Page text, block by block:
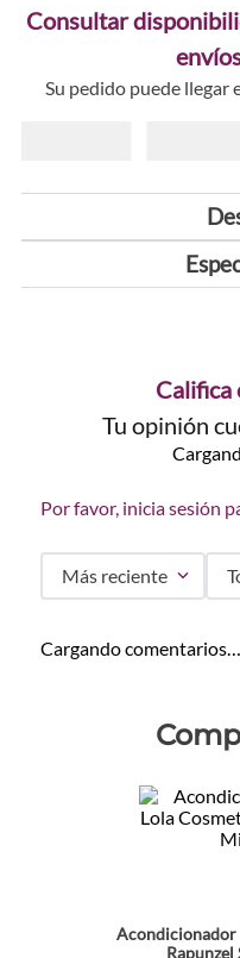
Consultar
Su pedido puede llegar
Califica
Tu opinión
Por favor, inicia sesión
Más reciente
Cargando comentarios…
Acondicionador